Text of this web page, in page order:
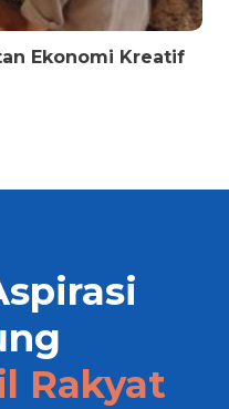
Ekonomi Kreatif
Rakyat